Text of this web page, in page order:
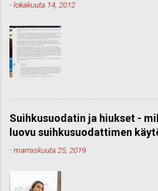
-lokakuuta 14, 2012
Suihkusuodatin ja hiukset -
luovu suihkusuodattimen
-marraskuuta 25, 2019